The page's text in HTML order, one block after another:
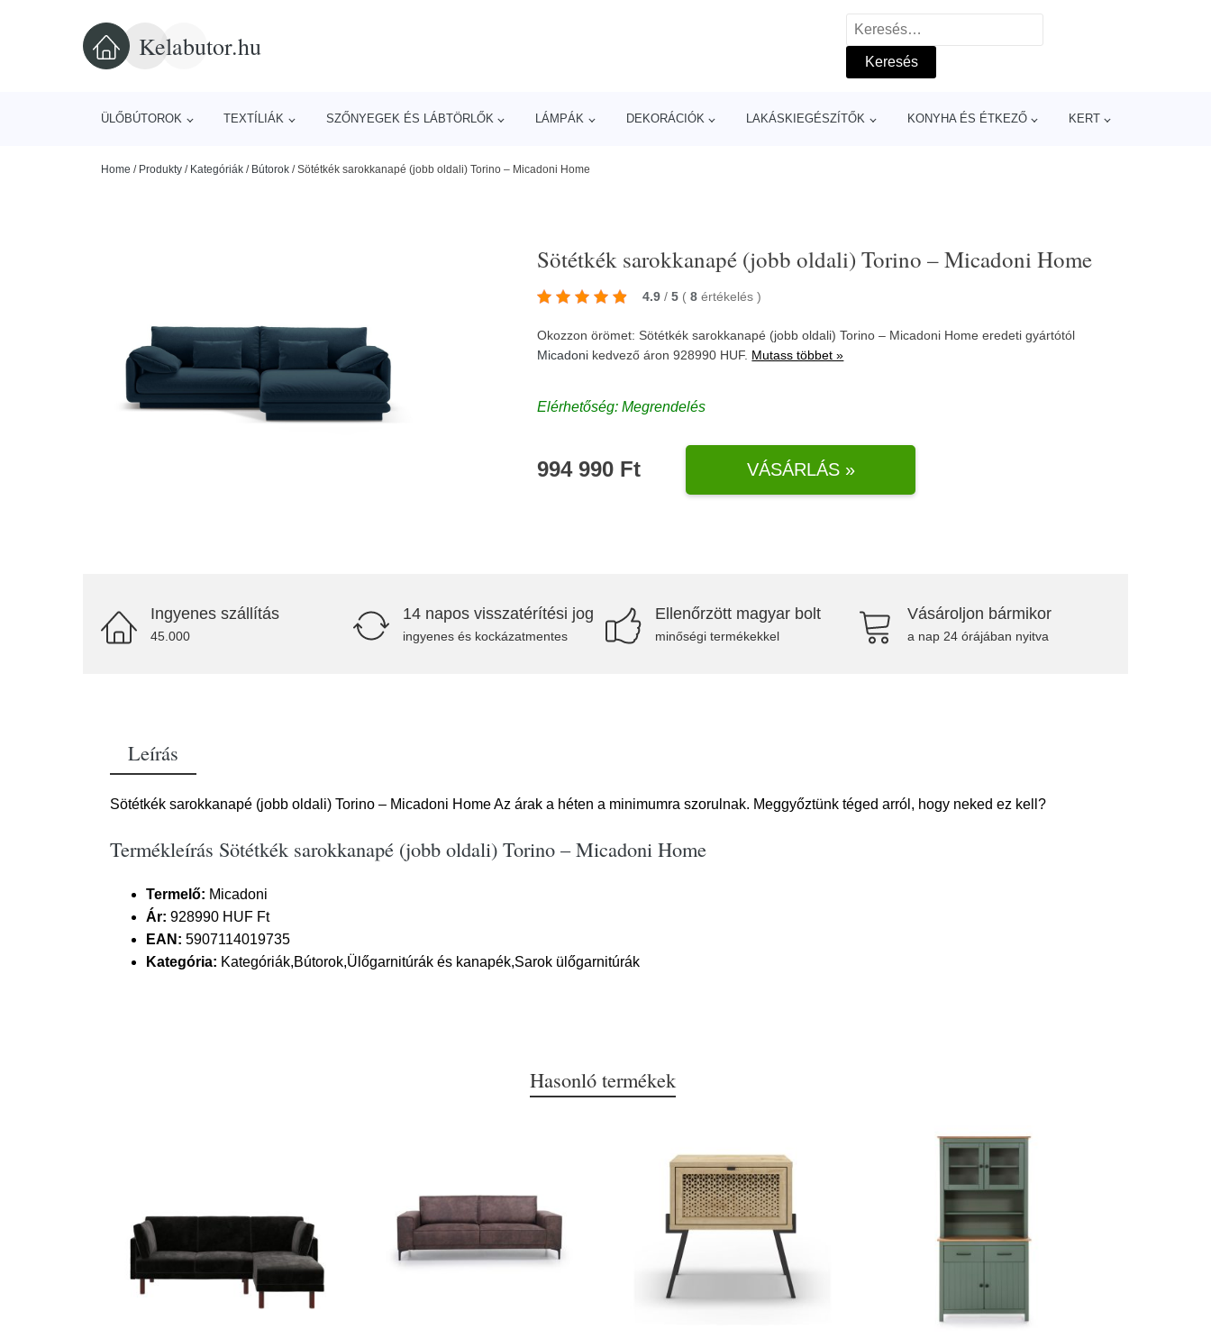
Kelabutor.hu
Keresés:
ÜLŐBÚTOROK TEXTÍLIÁK SZŐNYEGEK ÉS LÁBTÖRLŐK LÁMPÁK DEKORÁCIÓK LAKÁSKIEGÉSZÍTŐK KONYHA ÉS ÉTKEZŐ KERT
Home / Produkty / Kategóriák / Bútorok /Sötétkék sarokkanapé (jobb oldali) Torino – Micadoni Home
Sötétkék sarokkanapé (jobb oldali) Torino – Micadoni Home
4.9 / 5 ( 8 értékelés)
Okozzon örömet: Sötétkék sarokkanapé (jobb oldali) Torino – Micadoni Home eredeti gyártótól
Micadoni kedvező áron 928990 HUF. Mutass többet »
Elérhetőség: Megrendelés
994 990 Ft VÁSÁRLÁS »
Ingyenes szállítás
45.000
14 napos visszatérítési jog
ingyenes és kockázatmentes
Ellenőrzött magyar bolt
minőségi termékekkel
Vásároljon bármikor
a nap 24 órájában nyitva
Leírás
Sötétkék sarokkanapé (jobb oldali) Torino – Micadoni Home Az árak a héten a minimumra szorulnak. Meggyőztünk téged arról, hogy neked ez kell?
Termékleírás Sötétkék sarokkanapé (jobb oldali) Torino – Micadoni Home
Termelő: Micadoni
Ár: 928990 HUF Ft
EAN: 5907114019735
Kategória: Kategóriák,Bútorok,Ülőgarnitúrák és kanapék,Sarok ülőgarnitúrák
Hasonló termékek